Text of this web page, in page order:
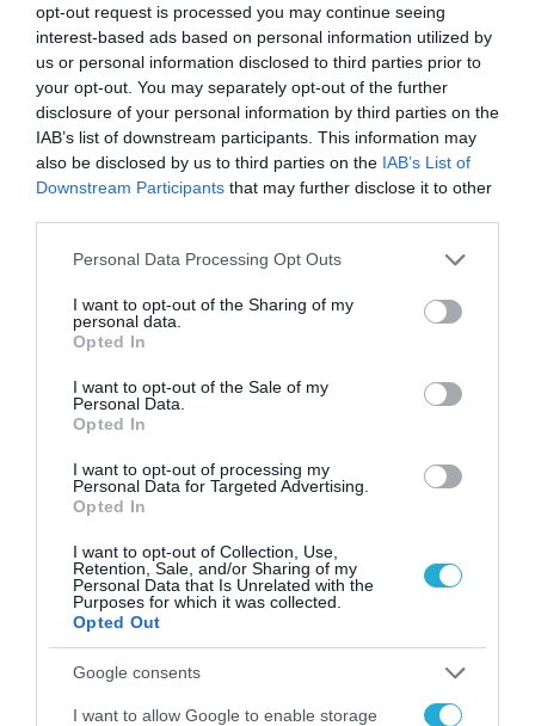
opt-out request is processed you may continue seeing
interest-based ads based on personal information utilized by
us or personal information disclosed to third parties prior to
your opt-out. You may separately opt-out of the further
disclosure of your personal information by third parties on the
IAB’s list of downstream participants. This information may
also be disclosed by us to third parties on the IAB’s List of
Downstream Participants that may further disclose it to other
Please note that this website/app uses one or more Google
not limited to your visit or usage behaviour. You may click to
grant or deny consent to Google and its third-party tags to
use your data for below specified purposes in below Google
consent section.
Personal Data Processing Opt Outs
I want to opt-out of the Sharing of my
personal data.
Opted In
I want to opt-out of the Sale of my
Personal Data.
Opted In
I want to opt-out of processing my
Personal Data for Targeted Advertising.
Opted In
I want to opt-out of Collection, Use,
Retention, Sale, and/or Sharing of my
Personal Data that Is Unrelated with the
Purposes for which it was collected.
Opted Out
Google consents
I want to allow Google to enable storage
ΡΟΗ ΕΙΔΗΣΕΩΝ
Το χρηματοδοτούμενο
από την ΕΕ έργο “The
Gaming Police”
ενισχύει την ασφάλεια
των παιδιών στο
διαδίκτυο
31.07.2026
ΑΑΔΕ: Διευκρινίσεις
παραβάσεις που
Σ. Καλαφάτης: «Η
Τεχνητή Νοημοσύνη
δεν είναι απλώς μια
νέα τεχνολογία, είναι
μια νέα βιομηχανική
επανάσταση»
31.07.2026
Νέος οδηγός του ΕΚΤ
για τη χρηματοδότηση
επιχειρήσεων στον
χώρο της άμυνας
31.07.2026
Η πιο ταξιδιάρικη
βαλίτσα του φετινού
καλοκαιριού έχει την
υπογραφή της Xiaomi